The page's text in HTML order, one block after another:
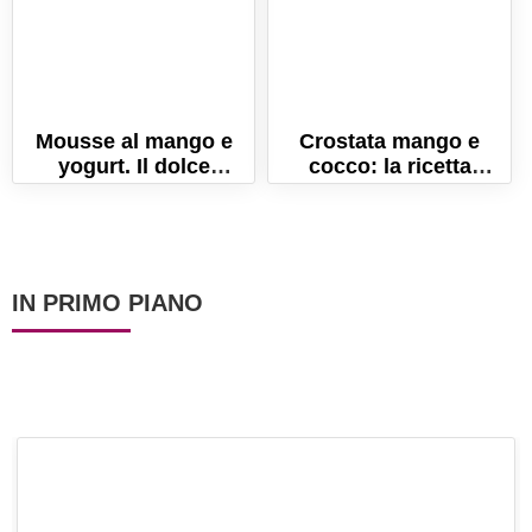
Mousse al mango e
yogurt. Il dolce
gustoso e leggero per
Crostata mango e
cocco: la ricetta
originale per un dolce
IN PRIMO PIANO